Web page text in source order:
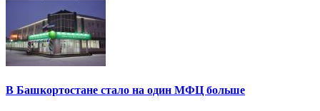
В Башкортостане стало на один МФЦ больше